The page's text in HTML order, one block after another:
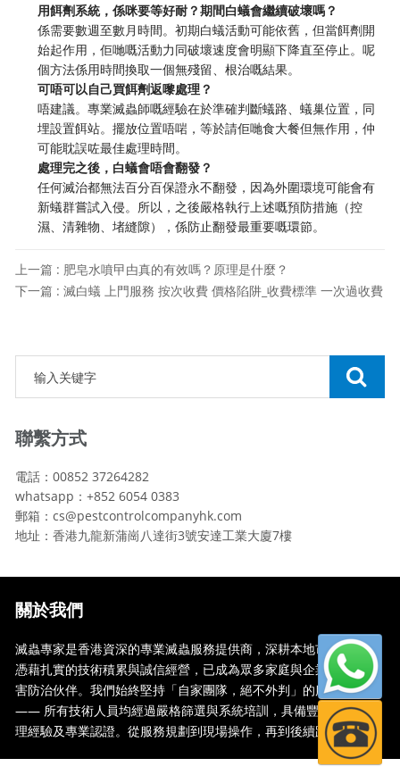
用餌劑系統，係咪要等好耐？期間白蟻會繼續破壞嗎？
係需要數週至數月時間。初期白蟻活動可能依舊，但當餌劑開
始起作用，佢哋嘅活動力同破壞速度會明顯下降直至停止。呢
個方法係用時間換取一個無殘留、根治嘅結果。
可唔可以自己買餌劑返嚟處理？
唔建議。專業滅蟲師嘅經驗在於準確判斷蟻路、蟻巢位置，同
埋設置餌站。擺放位置唔啱，等於請佢哋食大餐但無作用，仲
可能耽誤咗最佳處理時間。
處理完之後，白蟻會唔會翻發？
任何滅治都無法百分百保證永不翻發，因為外圍環境可能會有
新蟻群嘗試入侵。所以，之後嚴格執行上述嘅預防措施（控
濕、清雜物、堵縫隙），係防止翻發最重要嘅環節。
上一篇 : 肥皂水噴曱甴真的有效嗎？原理是什麼？
下一篇 : 滅白蟻 上門服務 按次收費 價格陷阱_收費標準 一次過收費
聯繫方式
電話：00852 37264282
whatsapp：+852 6054 0383
郵箱：cs@pestcontrolcompanyhk.com
地址：香港九龍新蒲崗八達街3號安達工業大廈7樓
關於我們
滅蟲專家是香港資深的專業滅蟲服務提供商，深耕本地市場多年，
憑藉扎實的技術積累與誠信經營，已成為眾多家庭與企業信賴的蟲
害防治伙伴。我們始終堅持「自家團隊，絕不外判」的服務承諾
—— 所有技術人員均經過嚴格篩選與系統培訓，具備豐富的現場處
理經驗及專業認證。從服務規劃到現場操作，再到後續跟蹤，全...